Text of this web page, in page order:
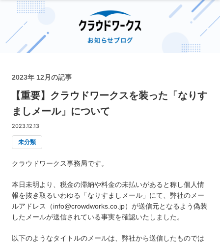
2023年 12月の記事
【重要】クラウドワークスを装った「なりす
ましメール」について
2023.12.13
未分類
クラウドワークス事務局です。
本日未明より、税金の滞納や料金の未払いがあると称し個人情
報を抜き取るいわゆる「なりすましメール」にて、弊社のメー
ルアドレス（info@crowdworks.co.jp）が送信元となるよう偽装
したメールが送信されている事実を確認いたしました。
以下のようなタイトルのメールは、弊社から送信したものでは